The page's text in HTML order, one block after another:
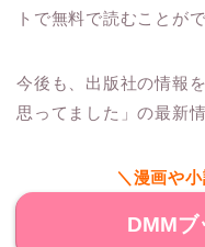
トで無料で読むことが
今後も、出版社の情報
思ってました」の最新
＼漫画や
DMMブ